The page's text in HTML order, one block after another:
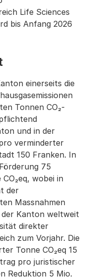
Life Sciences
bis Anfang 2026
einerseits die
Tonnen CO₂-
und in der
verminderter
150 Franken. In
75
wobei in
der
Massnahmen
Kanton weltweit
direkter
zum Vorjahr. Die
Tonne CO₂eq 15
pro juristischer
Reduktion 5 Mio.